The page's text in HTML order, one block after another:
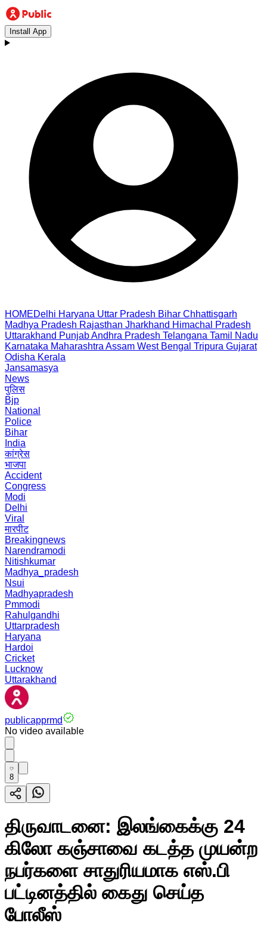
Install App
HOMEDelhi Haryana Uttar Pradesh Bihar Chhattisgarh
Madhya Pradesh Rajasthan Jharkhand Himachal Pradesh
Uttarakhand PunjabAndhra Pradesh Telangana Tamil Nadu
Karnataka Maharashtra Assam West Bengal Tripura Gujarat
Odisha Kerala
Jansamasya
News
पुलिस
Bjp
National
Police
Bihar
India
कांग्रेस
भाजपा
Accident
Congress
Modi
Delhi
Viral
मारपीट
Breakingnews
Narendramodi
Nitishkumar
Madhya_pradesh
Nsui
Madhyapradesh
Pmmodi
Rahulgandhi
Uttarpradesh
Haryana
Hardoi
Cricket
Lucknow
Uttarakhand
publicapprmd
No video available
8
திருவாடனை: இலங்கைக்கு 24
கிலோ கஞ்சாவை கடத்த முயன்ற
நபர்களை சாதுரியமாக எஸ்.பி
பட்டினத்தில் கைது செய்த
போலீஸ்